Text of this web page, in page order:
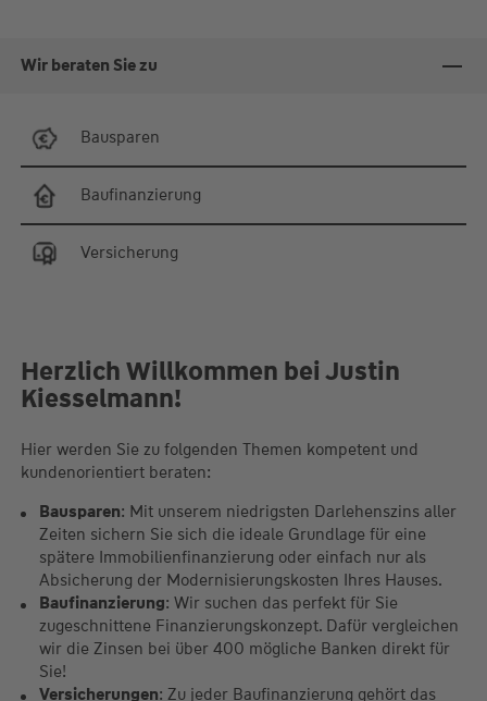
Wir beraten Sie zu
Bausparen
Baufinanzierung
Versicherung
Herzlich Willkommen bei Justin
Kiesselmann!
Hier werden Sie zu folgenden Themen kompetent und
kundenorientiert beraten:
Bausparen: Mit unserem niedrigsten Darlehenszins aller
Zeiten sichern Sie sich die ideale Grundlage für eine
spätere Immobilienfinanzierung oder einfach nur als
Absicherung der Modernisierungskosten Ihres Hauses.
Baufinanzierung: Wir suchen das perfekt für Sie
zugeschnittene Finanzierungskonzept. Dafür vergleichen
wir die Zinsen bei über 400 mögliche Banken direkt für
Sie!
Versicherungen: Zu jeder Baufinanzierung gehört das